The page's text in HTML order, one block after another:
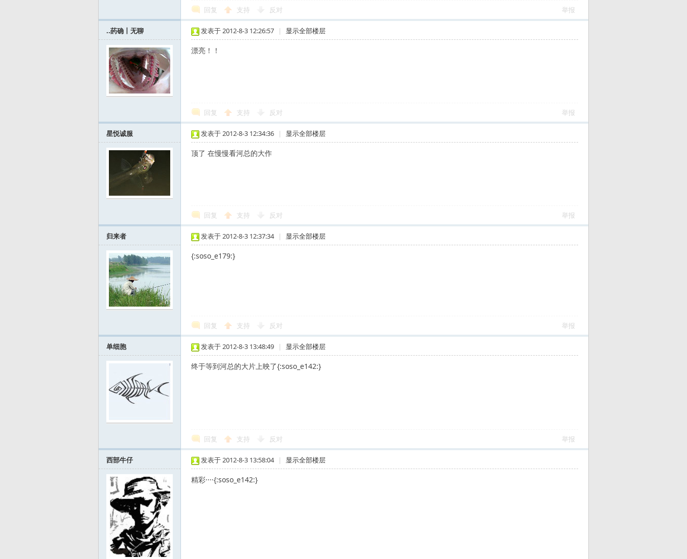
回复 支持 反对 举报
..菂确丨无聊 发表于 2012-8-3 12:26:57 | 显示全部楼层
漂亮！！
回复 支持 反对 举报
星悦诚服 发表于 2012-8-3 12:34:36 | 显示全部楼层
顶了 在慢慢看河总的大作
回复 支持 反对 举报
归来者 发表于 2012-8-3 12:37:34 | 显示全部楼层
{:soso_e179:}
回复 支持 反对 举报
单细胞 发表于 2012-8-3 13:48:49 | 显示全部楼层
终于等到河总的大片上映了{:soso_e142:}
回复 支持 反对 举报
西部牛仔 发表于 2012-8-3 13:58:04 | 显示全部楼层
精彩····{:soso_e142:}